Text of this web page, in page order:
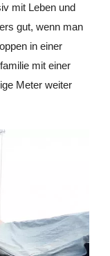
mit Leben und
gut, wenn man
in einer
mit einer
Meter weiter